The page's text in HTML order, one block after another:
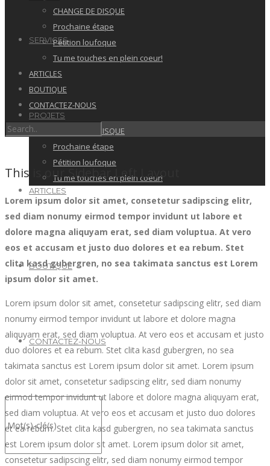
SERVICES
PROJETS
CHANGE DE DISQUE
Prochaine étape
Pétition loufoque
Tu me touches en plein coeur!
ARTICLES
BOUTIQUE
CONTACTEZ-NOUS
CHANGE DE DISQUE
Prochaine étape
Pétition loufoque
Tu me touches en plein coeur!
ARTICLES
BOUTIQUE
CONTACTEZ-NOUS
This is our Sidebar Left Layout
Lorem ipsum dolor sit amet, consetetur sadipscing elitr,
sed diam nonumy eirmod tempor invidunt ut labore et
dolore magna aliquyam erat, sed diam voluptua. At vero
eos et accusam et justo duo dolores et ea rebum. Stet
clita kasd gubergren, no sea takimata sanctus est Lorem
ipsum dolor sit amet.
Lorem ipsum dolor sit amet, consetetur sadipscing elitr, sed diam
nonumy eirmod tempor invidunt ut labore et dolore magna
aliquyam erat, sed diam voluptua. At vero eos et accusam et justo
duo dolores et ea rebum. Stet clita kasd gubergren, no sea
takimata sanctus est Lorem ipsum dolor sit amet. Lorem ipsum
dolor sit amet, consetetur sadipscing elitr, sed diam nonumy
eirmod tempor invidunt ut labore et dolore magna aliquyam erat,
sed diam voluptua. At vero eos et accusam et justo duo dolores
et ea rebum. Stet clita kasd gubergren, no sea takimata sanctus
est Lorem ipsum dolor sit amet. Lorem ipsum dolor sit amet,
consetetur sadipscing elitr, sed diam nonumy eirmod tempor